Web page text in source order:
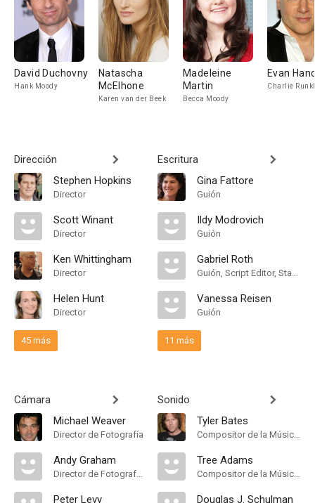
David Duchovny
Hank Moody
Natascha
McElhone
Karen van der Beek
Madeleine
Martin
Becca Moody
Evan
Charlie
Dirección
Stephen Hopkins
Director
Scott Winant
Director
Ken Whittingham
Director
Helen Hunt
Director
45 más
Cámara
Michael Weaver
Director de Fotografía
Andy Graham
Director de Fotografía, Camera Operator
Peter Levy
Escritura
Gina Fattore
Guión
Ildy Modrovich
Guión
Gabriel Roth
Guión, Script Editor, Staff Writer
Vanessa Reisen
Guión
11 más
Sonido
Tyler Bates
Compositor de la Música Original
Tree Adams
Compositor de la Música Original
Douglas J. Schulman